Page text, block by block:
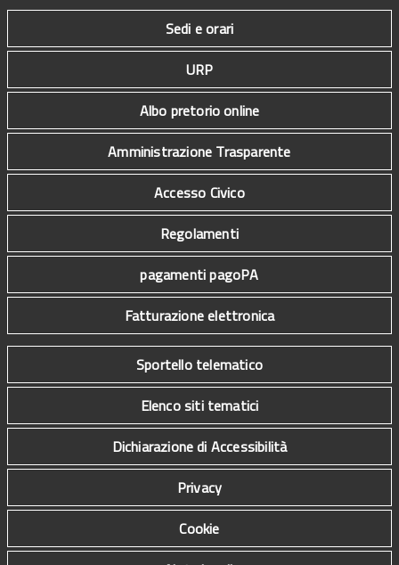
Sedi e orari
URP
Albo pretorio online
Amministrazione Trasparente
Accesso Civico
Regolamenti
pagamenti pagoPA
Fatturazione elettronica
Sportello telematico
Elenco siti tematici
Dichiarazione di Accessibilità
Privacy
Cookie